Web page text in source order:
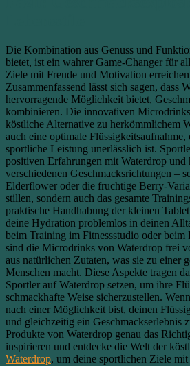
Die Kombination aus Genuss und
bietet, ist ein wahrer Game-Changer für
Ziele mit Freude und Motivation
Zusammenfassend lässt sich sagen, dass
hervorragende Möglichkeit bietet,
kombinieren. Die innovativen
köstliche Alternative zu herkömmlichem
auch eine optimale Flüssigkeitsaufnahme,
sportliche Leistung unerlässlich ist.
positiven Erfahrungen mit Waterdrop und
verschiedenen Geschmacksrichtungen –
Elderflower oder die fruchtige Berry-
stillen, sondern auch das gesamte
praktische Handhabung der kleinen
deine Hydration problemlos in deinen
beim Training im Fitnessstudio oder
sind die Microdrinks von Waterdrop frei
aus natürlichen Zutaten, was sie zu einer
Menschen macht. Diese Aspekte tragen
Sportler auf Waterdrop setzen, um ihre
schmackhafte Weise sicherzustellen.
nach einer Möglichkeit bist, deinen
und gleichzeitig ein Geschmackserlebnis
Produkte von Waterdrop genau das
inspirieren und entdecke die Welt der
Waterdrop, um deine sportlichen Ziele